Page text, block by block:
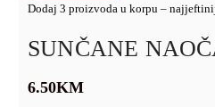
Dodaj 3 proizvoda u korpu –
SUNČANE
6.50KM